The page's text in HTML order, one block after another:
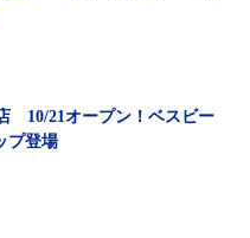
10/21オープン！ベスビー
プ登場